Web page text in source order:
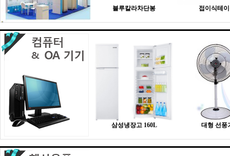
블루칼라차단봉 접이식테
삼성냉장고 160L 대형 선풍